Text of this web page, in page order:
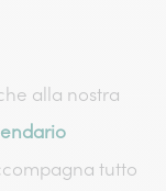
alla nostra
tutto